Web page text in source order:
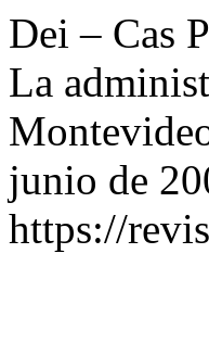
Dei – Cas
La
junio de
https://